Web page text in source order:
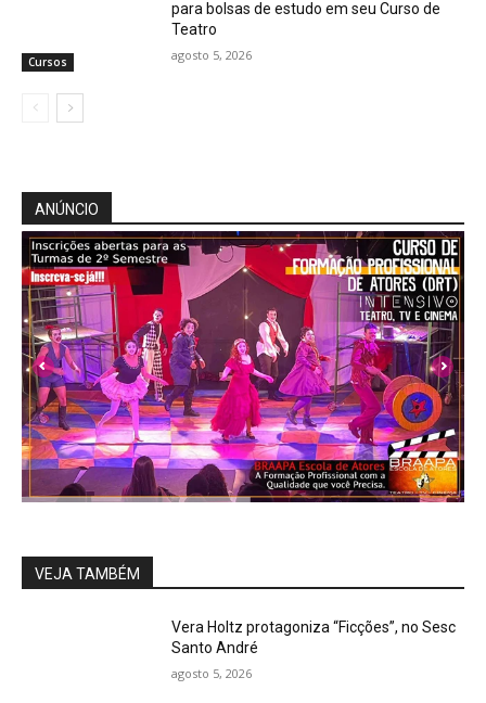
Cursos
para bolsas de estudo em seu Curso de
Teatro
agosto 5, 2026
ANÚNCIO
VEJA TAMBÉM
Vera Holtz protagoniza “Ficções”, no Sesc
Santo André
agosto 5, 2026